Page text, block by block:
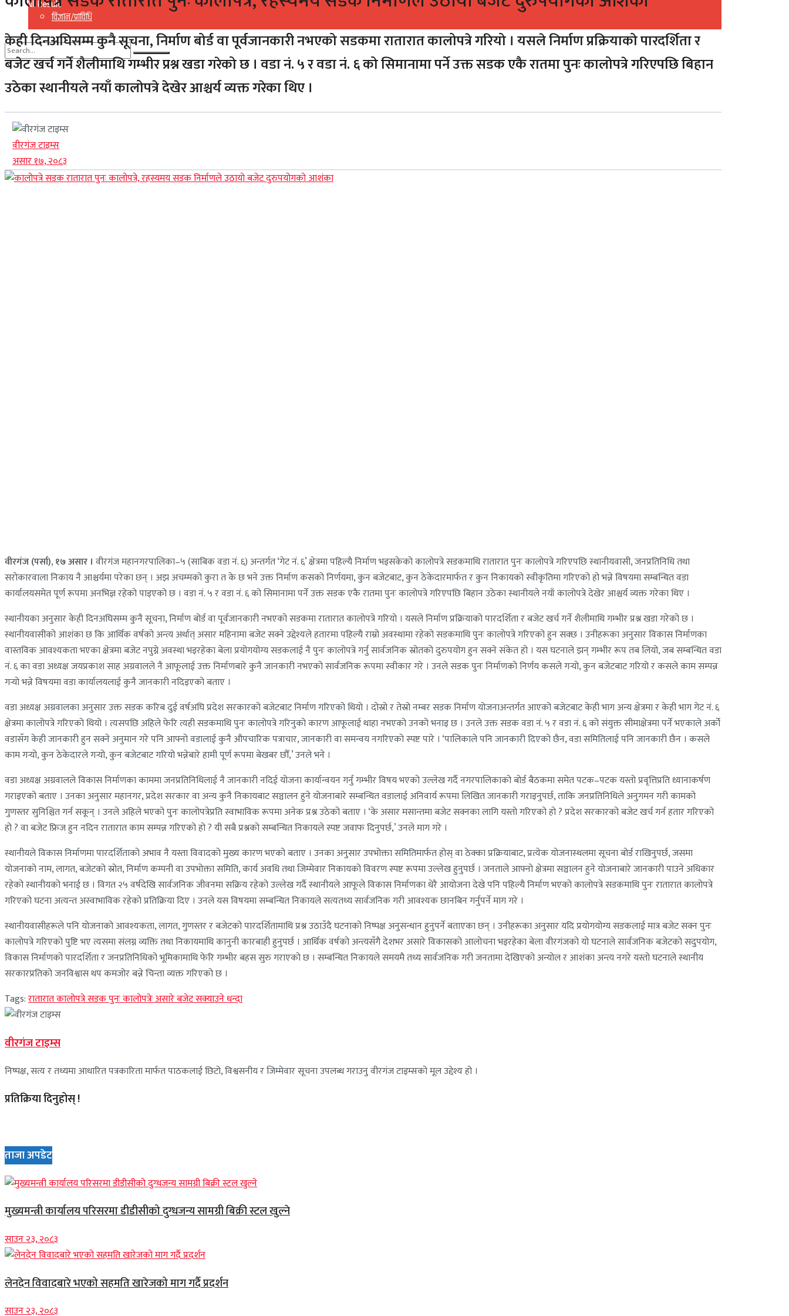
विज्ञान/प्राविधि
No Result
View All Result
View All Result
केही दिनअघिसम्म कुनै सूचना, निर्माण बोर्ड वा पूर्वजानकारी नभएको सडकमा रातारात कालोपत्रे गरियो । यसले निर्माण प्रक्रियाको पारदर्शिता र
बजेट खर्च गर्ने शैलीमाथि गम्भीर प्रश्न खडा गरेको छ । वडा नं. ५ र वडा नं. ६ को सिमानामा पर्ने उक्त सडक एकै रातमा पुनः कालोपत्रे गरिएपछि बिहान
उठेका स्थानीयले नयाँ कालोपत्रे देखेर आश्चर्य व्यक्त गरेका थिए ।
वीरगंज टाइम्स
असार १७, २०८३
वीरगंज (पर्सा), १७ असार । वीरगंज महानगरपालिका–५ (साबिक वडा नं. ६) अन्तर्गत ‘गेट नं. ६’ क्षेत्रमा पहिल्यै निर्माण भइसकेको कालोपत्रे सडकमाथि रातारात पुनः कालोपत्रे गरिएपछि स्थानीयवासी, जनप्रतिनिधि तथा
सरोकारवाला निकाय नै आश्चर्यमा परेका छन् । अझ अचम्मको कुरा त के छ भने उक्त निर्माण कसको निर्णयमा, कुन बजेटबाट, कुन ठेकेदारमार्फत र कुन निकायको स्वीकृतिमा गरिएको हो भन्ने विषयमा सम्बन्धित वडा
कार्यालयसमेत पूर्ण रूपमा अनभिज्ञ रहेको पाइएको छ । वडा नं. ५ र वडा नं. ६ को सिमानामा पर्ने उक्त सडक एकै रातमा पुनः कालोपत्रे गरिएपछि बिहान उठेका स्थानीयले नयाँ कालोपत्रे देखेर आश्चर्य व्यक्त गरेका थिए ।
स्थानीयका अनुसार केही दिनअघिसम्म कुनै सूचना, निर्माण बोर्ड वा पूर्वजानकारी नभएको सडकमा रातारात कालोपत्रे गरियो । यसले निर्माण प्रक्रियाको पारदर्शिता र बजेट खर्च गर्ने शैलीमाथि गम्भीर प्रश्न खडा गरेको छ ।
स्थानीयवासीको आशंका छ कि आर्थिक वर्षको अन्त्य अर्थात् असार महिनामा बजेट सक्ने उद्देश्यले हतारमा पहिल्यै राम्रो अवस्थामा रहेको सडकमाथि पुनः कालोपत्रे गरिएको हुन सक्छ । उनीहरूका अनुसार विकास निर्माणका
वास्तविक आवश्यकता भएका क्षेत्रमा बजेट नपुग्ने अवस्था भइरहेका बेला प्रयोगयोग्य सडकलाई नै पुनः कालोपत्रे गर्नु सार्वजनिक स्रोतको दुरुपयोग हुन सक्ने संकेत हो । यस घटनाले झन् गम्भीर रूप तब लियो, जब सम्बन्धित वडा
नं. ६ का वडा अध्यक्ष जयप्रकाश साह अग्रवालले नै आफूलाई उक्त निर्माणबारे कुनै जानकारी नभएको सार्वजनिक रूपमा स्वीकार गरे । उनले सडक पुनः निर्माणको निर्णय कसले गर्‍यो, कुन बजेटबाट गरियो र कसले काम सम्पन्न
गर्‍यो भन्ने विषयमा वडा कार्यालयलाई कुनै जानकारी नदिइएको बताए ।
वडा अध्यक्ष अग्रवालका अनुसार उक्त सडक करिब दुई वर्षअघि प्रदेश सरकारको बजेटबाट निर्माण गरिएको थियो । दोस्रो र तेस्रो नम्बर सडक निर्माण योजनाअन्तर्गत आएको बजेटबाट केही भाग अन्य क्षेत्रमा र केही भाग गेट नं. ६
क्षेत्रमा कालोपत्रे गरिएको थियो । त्यसपछि अहिले फेरि त्यही सडकमाथि पुनः कालोपत्रे गरिनुको कारण आफूलाई थाहा नभएको उनको भनाइ छ । उनले उक्त सडक वडा नं. ५ र वडा नं. ६ को संयुक्त सीमाक्षेत्रमा पर्ने भएकाले अर्को
वडासँग केही जानकारी हुन सक्ने अनुमान गरे पनि आफ्नो वडालाई कुनै औपचारिक पत्राचार, जानकारी वा समन्वय नगरिएको स्पष्ट पारे । ‘पालिकाले पनि जानकारी दिएको छैन, वडा समितिलाई पनि जानकारी छैन । कसले
काम गर्‍यो, कुन ठेकेदारले गर्‍यो, कुन बजेटबाट गरियो भन्नेबारे हामी पूर्ण रूपमा बेखबर छौँ,’ उनले भने ।
वडा अध्यक्ष अग्रवालले विकास निर्माणका काममा जनप्रतिनिधिलाई नै जानकारी नदिई योजना कार्यान्वयन गर्नु गम्भीर विषय भएको उल्लेख गर्दै नगरपालिकाको बोर्ड बैठकमा समेत पटक–पटक यस्तो प्रवृत्तिप्रति ध्यानाकर्षण
गराइएको बताए । उनका अनुसार महानगर, प्रदेश सरकार वा अन्य कुनै निकायबाट सञ्चालन हुने योजनाबारे सम्बन्धित वडालाई अनिवार्य रूपमा लिखित जानकारी गराइनुपर्छ, ताकि जनप्रतिनिधिले अनुगमन गरी कामको
गुणस्तर सुनिश्चित गर्न सकून् । उनले अहिले भएको पुनः कालोपत्रेप्रति स्वाभाविक रूपमा अनेक प्रश्न उठेको बताए । ‘के असार मसान्तमा बजेट सक्नका लागि यस्तो गरिएको हो ? प्रदेश सरकारको बजेट खर्च गर्न हतार गरिएको
हो ? वा बजेट फ्रिज हुन नदिन रातारात काम सम्पन्न गरिएको हो ? यी सबै प्रश्नको सम्बन्धित निकायले स्पष्ट जवाफ दिनुपर्छ,’ उनले माग गरे ।
स्थानीयले विकास निर्माणमा पारदर्शिताको अभाव नै यस्ता विवादको मुख्य कारण भएको बताए । उनका अनुसार उपभोक्ता समितिमार्फत होस् वा ठेक्का प्रक्रियाबाट, प्रत्येक योजनास्थलमा सूचना बोर्ड राखिनुपर्छ, जसमा
योजनाको नाम, लागत, बजेटको स्रोत, निर्माण कम्पनी वा उपभोक्ता समिति, कार्य अवधि तथा जिम्मेवार निकायको विवरण स्पष्ट रूपमा उल्लेख हुनुपर्छ । जनताले आफ्नो क्षेत्रमा सञ्चालन हुने योजनाबारे जानकारी पाउने अधिकार
रहेको स्थानीयको भनाई छ । विगत २५ वर्षदेखि सार्वजनिक जीवनमा सक्रिय रहेको उल्लेख गर्दै स्थानीयले आफूले विकास निर्माणका धेरै आयोजना देखे पनि पहिल्यै निर्माण भएको कालोपत्रे सडकमाथि पुनः रातारात कालोपत्रे
गरिएको घटना अत्यन्त अस्वाभाविक रहेको प्रतिक्रिया दिए । उनले यस विषयमा सम्बन्धित निकायले सत्यतथ्य सार्वजनिक गरी आवश्यक छानबिन गर्नुपर्ने माग गरे ।
स्थानीयवासीहरूले पनि योजनाको आवश्यकता, लागत, गुणस्तर र बजेटको पारदर्शितामाथि प्रश्न उठाउँदै घटनाको निष्पक्ष अनुसन्धान हुनुपर्ने बताएका छन् । उनीहरूका अनुसार यदि प्रयोगयोग्य सडकलाई मात्र बजेट सक्न पुनः
कालोपत्रे गरिएको पुष्टि भए त्यसमा संलग्न व्यक्ति तथा निकायमाथि कानुनी कारबाही हुनुपर्छ । आर्थिक वर्षको अन्त्यसँगै देशभर असारे विकासको आलोचना भइरहेका बेला वीरगंजको यो घटनाले सार्वजनिक बजेटको सदुपयोग,
विकास निर्माणको पारदर्शिता र जनप्रतिनिधिको भूमिकामाथि फेरि गम्भीर बहस सुरु गराएको छ । सम्बन्धित निकायले समयमै तथ्य सार्वजनिक गरी जनतामा देखिएको अन्योल र आशंका अन्त्य नगरे यस्तो घटनाले स्थानीय
सरकारप्रतिको जनविश्वास थप कमजोर बन्ने चिन्ता व्यक्त गरिएको छ ।
Tags:रातारात कालोपत्रे सडक पुनः कालोपत्रेः असारे बजेट सक्याउने धन्दा
वीरगंज टाइम्स
निष्पक्ष, सत्य र तथ्यमा आधारित पत्रकारिता मार्फत पाठकलाई छिटो, विश्वसनीय र जिम्मेवार सूचना उपलब्ध गराउनु वीरगंज टाइम्सको मूल उद्देश्य हो ।
प्रतिक्रिया दिनुहोस् !
ताजा अपडेट
मुख्यमन्त्री कार्यालय परिसरमा डीडीसीको दुग्धजन्य सामग्री बिक्री स्टल खुल्ने
साउन २३, २०८३
लेनदेन विवादबारे भएको सहमति खारेजको माग गर्दै प्रदर्शन
साउन २३, २०८३